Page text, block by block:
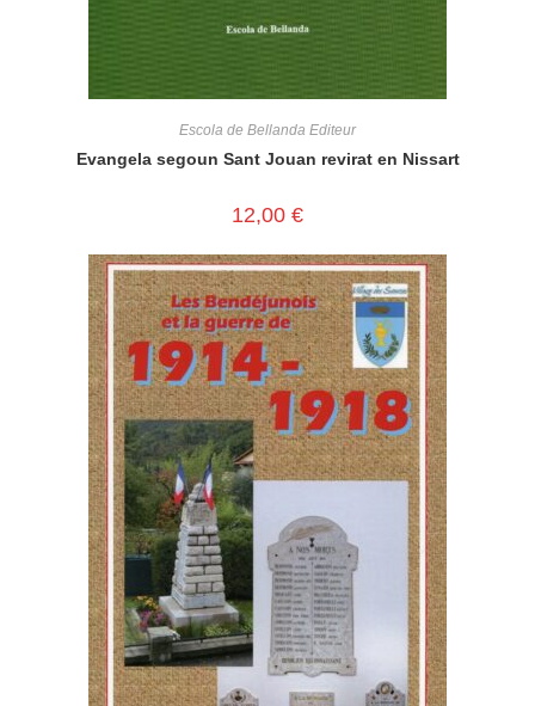
Escola de Bellanda Editeur
Evangela segoun Sant Jouan revirat en Nissart
12,00 €